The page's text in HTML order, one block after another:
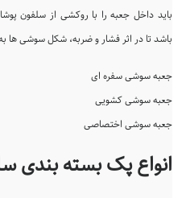
باید داخل جعبه را با روکشی از سلفون
باشد تا در اثر فشار و ضربه، شکل سوشی ها
جعبه سوشی سفره ای
جعبه سوشی کشویی
جعبه سوشی اختصاصی
انواع پک بسته بندی